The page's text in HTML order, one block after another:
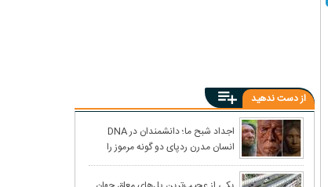
از دست ندهید
اجداد شبح ما؛ دانشمندان در DNA
انسان مدرن ردپای دو گونه مرموز را
کشف کردند